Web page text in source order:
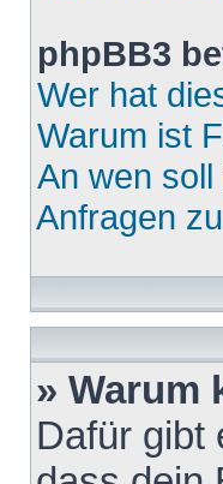
phpBB3
Wer hat
Warum ist
An wen
Anfragen
» Warum
Dafür gibt